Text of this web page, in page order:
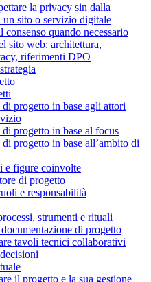
la privacy sin dalla
un sito o servizio digitale
quando necessario
sito web: architettura,
riferimenti DPO
progetto in base agli attori
progetto in base al focus
progetto in base all’ambito di
e figure coinvolte
di progetto
e responsabilità
strumenti e rituali
di progetto
tavoli tecnici collaborativi
il progetto e la sua gestione